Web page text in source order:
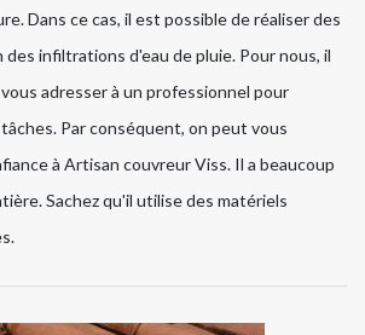
Dans ce cas, il est possible de réaliser des
infiltrations d'eau de pluie. Pour nous, il
adresser à un professionnel pour
Par conséquent, on peut vous
à Artisan couvreur Viss. Il a beaucoup
Sachez qu'il utilise des matériels